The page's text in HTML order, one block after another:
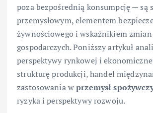
poza bezpośrednią konsumpcję — są
przemysłowym, elementem
żywnościowego i wskaźnikiem zmian
gospodarczych. Poniższy artykuł
perspektywy rynkowej i
strukturę produkcji, handel
zastosowania wprzemysł
ryzyka i perspektywy rozwoju.